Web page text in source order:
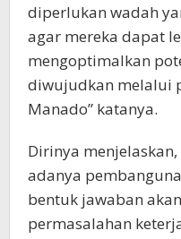
diperlukan wadah
agar mereka dapat
mengoptimalkan
diwujudkan melalui
Manado” katanya.
Dirinya
adanya
bentuk jawaban
permasalahan